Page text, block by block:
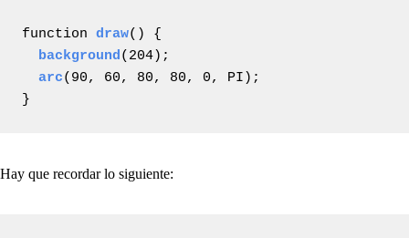
function draw() {
background(204);
arc(90, 60, 80, 80, 0, PI);
}
Hay que recordar lo siguiente: